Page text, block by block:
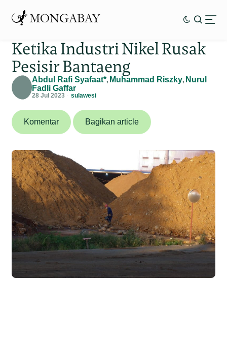
Ketika Industri Nikel Rusak
Pesisir Bantaeng
Abdul Rafi Syafaat*, Muhammad Riszky, Nurul
Fadli Gaffar
28 Jul 2023 sulawesi
Komentar Bagikan article